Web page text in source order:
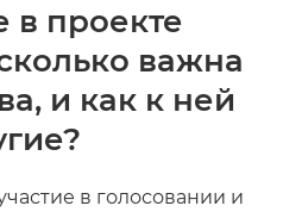
в проекте
важна
и как к ней
в голосовании и